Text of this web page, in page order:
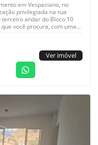
em Vespasiano, no
privilegiada na rua
andar do Bloco 10
você procura, com uma...
Ver imóvel